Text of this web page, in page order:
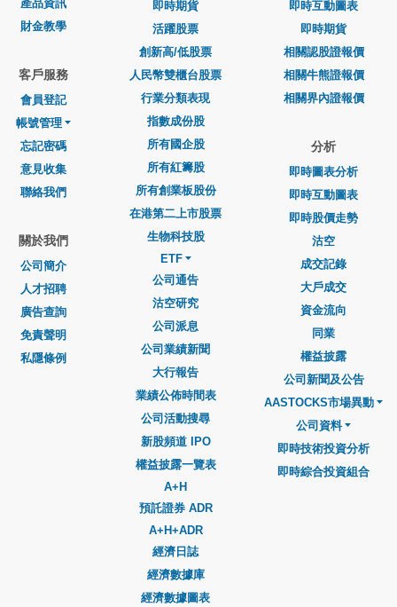
產品資訊
財金教學
客戶服務
會員登記
帳號管理
忘記密碼
意見收集
聯絡我們
關於我們
公司簡介
人才招聘
廣告查詢
免責聲明
私隱條例
即時期貨
活躍股票
創新高/低股票
人民幣雙櫃台股票
行業分類表現
指數成份股
所有國企股
所有紅籌股
所有創業板股份
在港第二上市股票
生物科技股
ETF
公司通告
沽空研究
公司派息
公司業績新聞
大行報告
業績公佈時間表
公司活動搜尋
新股頻道 IPO
權益披露一覽表
A+H
預託證券 ADR
A+H+ADR
經濟日誌
經濟數據庫
經濟數據圖表
即時互動圖表
即時期貨
相關認股證報價
相關牛熊證報價
相關界內證報價
分析
即時圖表分析
即時互動圖表
即時股價走勢
沽空
成交記錄
大戶成交
資金流向
同業
權益披露
公司新聞及公告
AASTOCKS市場異動
公司資料
即時技術投資分析
即時綜合投資組合